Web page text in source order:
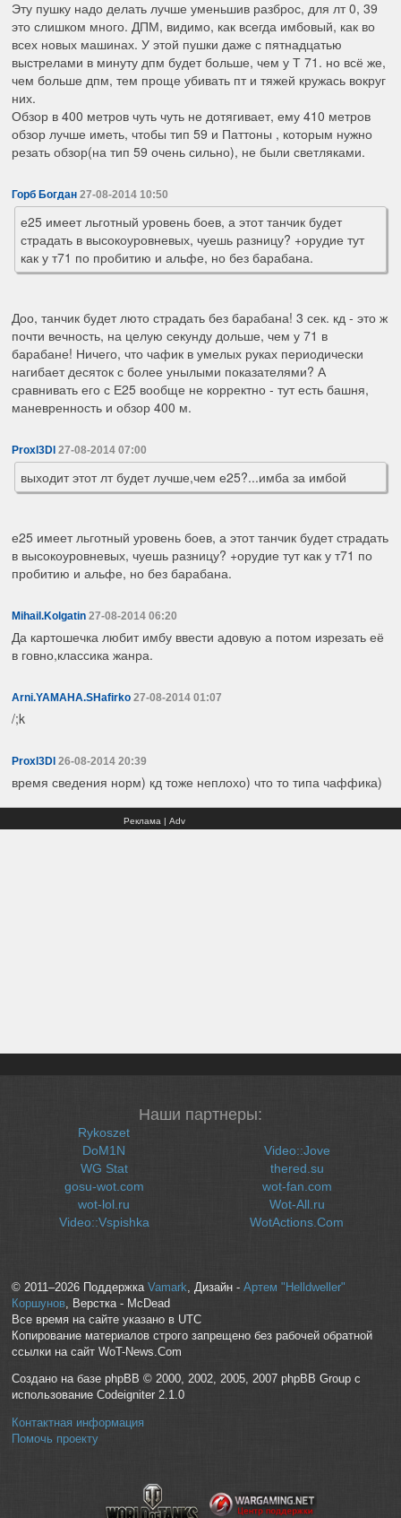
Эту пушку надо делать лучше уменьшив разброс, для лт 0, 39
это слишком много. ДПМ, видимо, как всегда имбовый, как во
всех новых машинах. У этой пушки даже с пятнадцатью
выстрелами в минуту дпм будет больше, чем у Т 71. но всё же,
чем больше дпм, тем проще убивать пт и тяжей кружась вокруг
них.
Обзор в 400 метров чуть чуть не дотягивает, ему 410 метров
обзор лучше иметь, чтобы тип 59 и Паттоны , которым нужно
резать обзор(на тип 59 очень сильно), не были светляками.
Горб Богдан 27-08-2014 10:50
е25 имеет льготный уровень боев, а этот танчик будет
страдать в высокоуровневых, чуешь разницу? +орудие тут
как у т71 по пробитию и альфе, но без барабана.
Доо, танчик будет люто страдать без барабана! 3 сек. кд - это ж
почти вечность, на целую секунду дольше, чем у 71 в
барабане! Ничего, что чафик в умелых руках периодически
нагибает десяток с более унылыми показателями? А
сравнивать его с Е25 вообще не корректно - тут есть башня,
маневренность и обзор 400 м.
Proxl3Dl 27-08-2014 07:00
выходит этот лт будет лучше,чем е25?...имба за имбой
е25 имеет льготный уровень боев, а этот танчик будет страдать
в высокоуровневых, чуешь разницу? +орудие тут как у т71 по
пробитию и альфе, но без барабана.
Mihail.Kolgatin 27-08-2014 06:20
Да картошечка любит имбу ввести адовую а потом изрезать её
в говно,классика жанра.
Arni.YAMAHA.SHafirko 27-08-2014 01:07
/;k
Proxl3Dl 26-08-2014 20:39
время сведения норм) кд тоже неплохо) что то типа чаффика)
Реклама | Adv
Наши партнеры:
Rykoszet
DoM1N
WG Stat
gosu-wot.com
wot-lol.ru
Video::Vspishka
Video::Jove
thered.su
wot-fan.com
Wot-All.ru
WotActions.Com
© 2011–2026 Поддержка Vamark , Дизайн - Артем "Helldweller"
Коршунов, Верстка - McDead
Все время на сайте указано в UTC
Копирование материалов строго запрещено без рабочей обратной
ссылки на сайт WoT-News.Com
Создано на базе phpBB © 2000, 2002, 2005, 2007 phpBB Group с
использование Codeigniter 2.1.0
Контактная информация
Помочь проекту